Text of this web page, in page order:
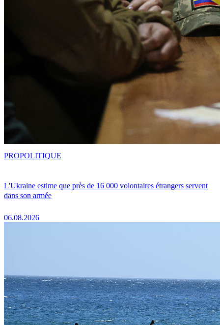
L'Ukraine estime que près de 16 000 volontaires étrangers servent
dans son armée
06.08.2026
PROPOLITIQUE